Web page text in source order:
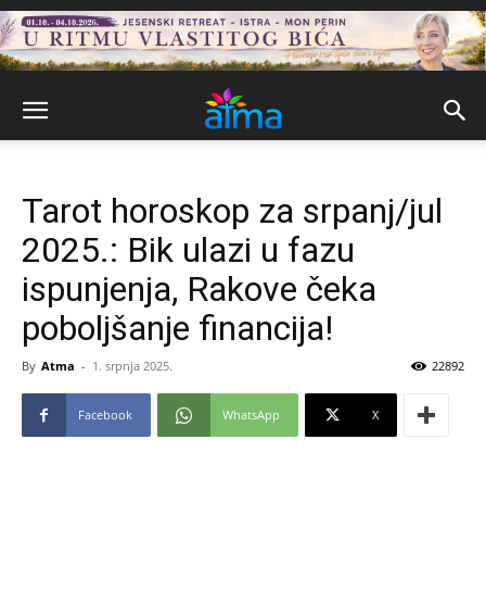
Tarot horoskop za srpanj/jul
2025.: Bik ulazi u fazu
ispunjenja, Rakove čeka
poboljšanje financija!
By Atma - 1. srpnja 2025. 22892
Facebook WhatsApp X